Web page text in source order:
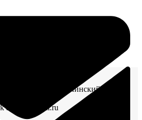
г. Воронеж, пр-кт Ленинский, д. 221
arinval@mail.ru